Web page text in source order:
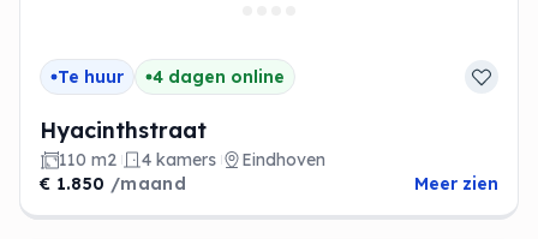
Te huur 4 dagen online
Hyacinthstraat
110 m2 4 kamers
Eindhoven
€ 1.850 /maand Meer zien